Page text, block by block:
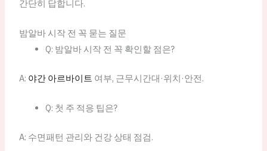
간단히 답합니다.
밤알바 시작 전 꼭 묻는 질문
Q: 밤알바 시작 전 꼭 확인할 점은?
A: 야간 아르바이트 여부, 근무시간대·위치·안전.
Q: 첫 주 적응 팁은?
A: 수면패턴 관리와 건강 상태 점검.